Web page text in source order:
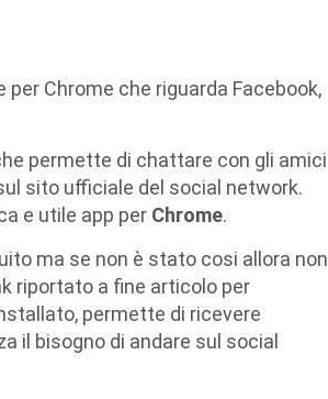
Chrome che riguarda Facebook,
permette di chattare con gli amici
sito ufficiale del social network.
e utile app per Chrome.
ma se non è stato cosi allora non
riportato a fine articolo per
permette di ricevere
il bisogno di andare sul social